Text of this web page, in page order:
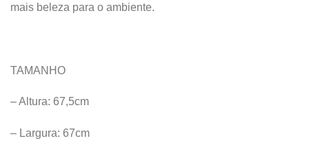
mais beleza para o ambiente.
TAMANHO
– Altura: 67,5cm
– Largura: 67cm